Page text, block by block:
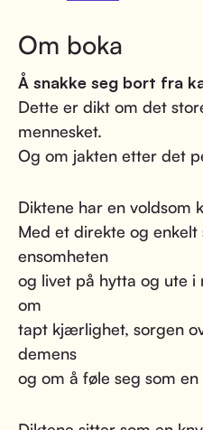
Om boka
Å snakke seg bort fra
Dette er dikt om det
mennesket.
Og om jakten etter det
Diktene har en voldsom
Med et direkte og enkelt
ensomheten
og livet på hytta og ute
om
tapt kjærlighet, sorgen
demens
og om å føle seg som